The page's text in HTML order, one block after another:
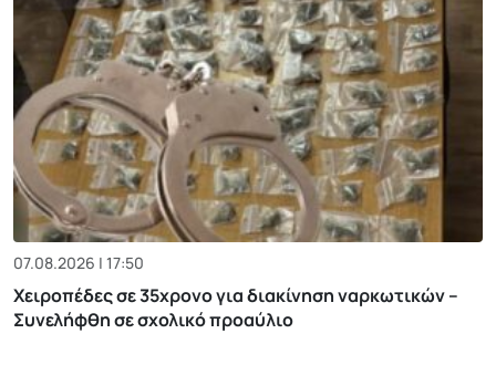
07.08.2026 | 17:50
Χειροπέδες σε 35χρονο για διακίνηση ναρκωτικών –
Συνελήφθη σε σχολικό προαύλιο